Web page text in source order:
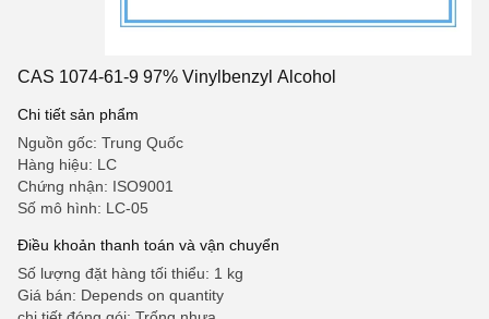
CAS 1074-61-9 97% Vinylbenzyl Alcohol
Chi tiết sản phẩm
Nguồn gốc: Trung Quốc
Hàng hiệu: LC
Chứng nhận: ISO9001
Số mô hình: LC-05
Điều khoản thanh toán và vận chuyển
Số lượng đặt hàng tối thiểu: 1 kg
Giá bán: Depends on quantity